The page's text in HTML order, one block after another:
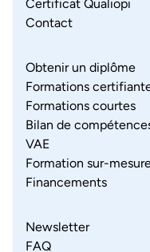
Certificat Qualiopi
Contact
Obtenir un diplôme
Formations
Formations courtes
Bilan de
VAE
Formation sur-
Financements
Newsletter
FAQ